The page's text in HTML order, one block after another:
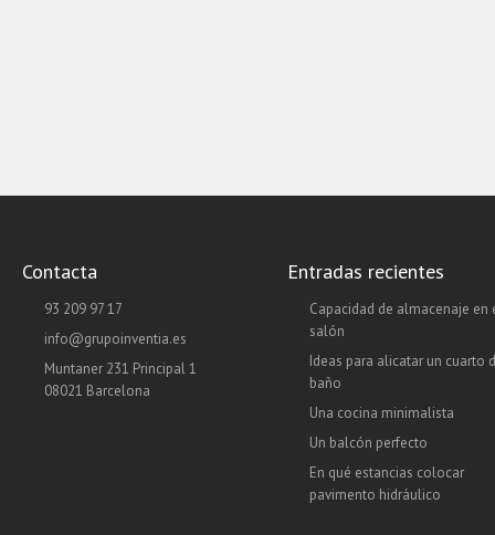
Contacta
93 209 97 17
info@grupoinventia.es
Muntaner 231 Principal 1
08021 Barcelona
Entradas recientes
Capacidad de almacenaje en
salón
Ideas para alicatar un cuarto
baño
Una cocina minimalista
Un balcón perfecto
En qué estancias colocar
pavimento hidráulico